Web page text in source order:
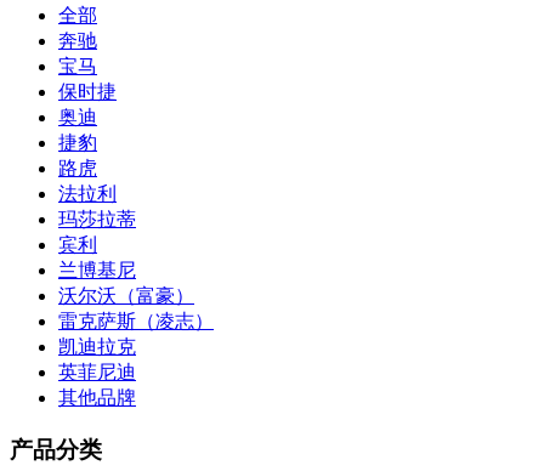
全部
奔驰
宝马
保时捷
奥迪
捷豹
路虎
法拉利
玛莎拉蒂
宾利
兰博基尼
沃尔沃（富豪）
雷克萨斯（凌志）
凯迪拉克
英菲尼迪
其他品牌
产品分类